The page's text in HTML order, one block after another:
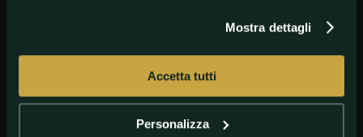
Mostra dettagli
Accetta tutti
Personalizza
settimo alla Milano-Sanremo, il belga è tra i giovani